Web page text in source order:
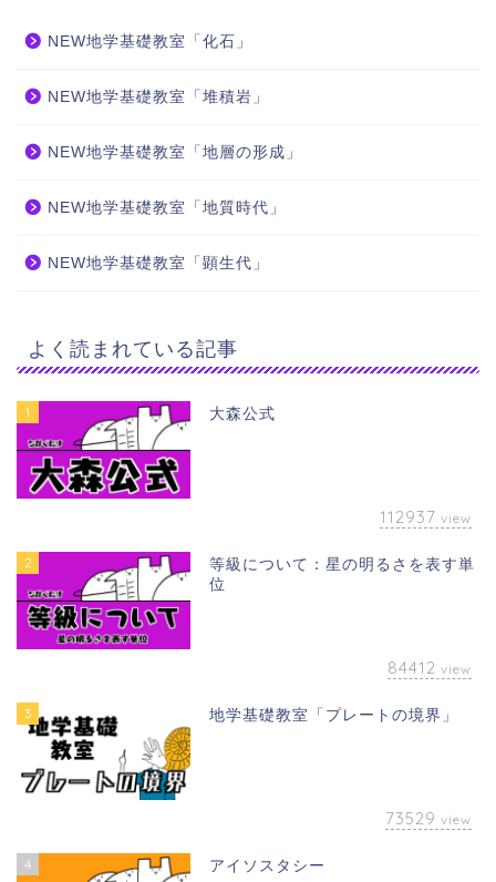
NEW地学基礎教室「化石」
NEW地学基礎教室「堆積岩」
NEW地学基礎教室「地層の形成」
NEW地学基礎教室「地質時代」
NEW地学基礎教室「顕生代」
よく読まれている記事
1 大森公式
112937 view
2
等級について：星の明るさを表す単
位
84412 view
3 地学基礎教室「プレートの境界」
73529 view
4 アイソスタシー